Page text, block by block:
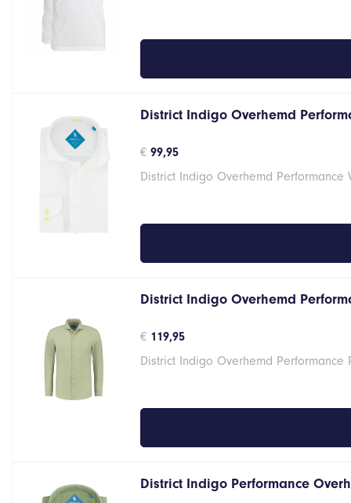
District Indigo Overhemd
€ 99,95
District Indigo Overhemd Performance
District Indigo Overhemd
€ 119,95
District Indigo Overhemd Performance
District Indigo Performance